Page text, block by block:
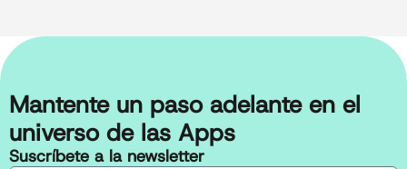
Mantente un paso adelante en el
universo de las Apps
Suscríbete a la newsletter